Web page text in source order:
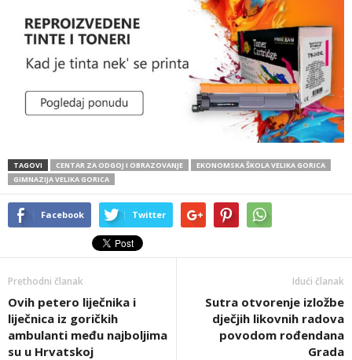
TAGOVI CENTAR ZA ODGOJ I OBRAZOVANJE
EKONOMSKA ŠKOLA VELIKA GORICA
GIMNAZIJA VELIKA GORICA
Facebook Twitter
Prethodni članak
Ovih petero liječnika i
liječnica iz goričkih
ambulanti među najboljima
su u Hrvatskoj
Idući članak
Sutra otvorenje izložbe
dječjih likovnih radova
povodom rođendana
Grada